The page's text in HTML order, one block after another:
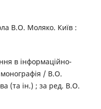
В.О. Моляко. Київ :
в інформаційно-
монографія / В.О.
(та ін.) ; за ред. В.О.